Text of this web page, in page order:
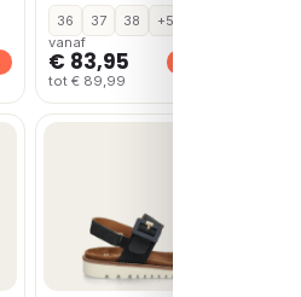
36 37 38
+5
vanaf
€ 83,95
tot € 89,99